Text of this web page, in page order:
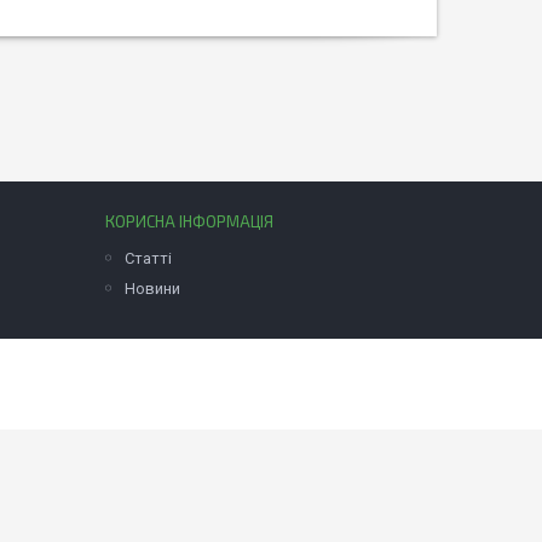
КОРИСНА ІНФОРМАЦІЯ
Статті
Новини